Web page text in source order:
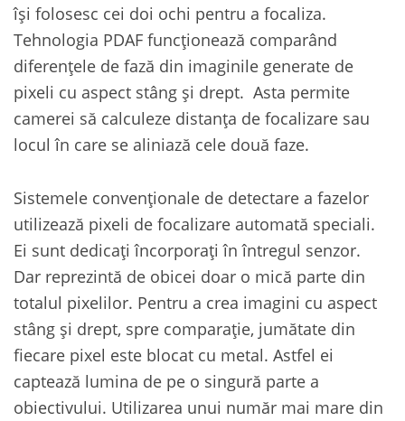
își folosesc cei doi ochi pentru a focaliza.
Tehnologia PDAF funcționează comparând
diferențele de fază din imaginile generate de
pixeli cu aspect stâng și drept. Asta permite
camerei să calculeze distanța de focalizare sau
locul în care se aliniază cele două faze.
Sistemele convenționale de detectare a fazelor
utilizează pixeli de focalizare automată speciali.
Ei sunt dedicați încorporați în întregul senzor.
Dar reprezintă de obicei doar o mică parte din
totalul pixelilor. Pentru a crea imagini cu aspect
stâng și drept, spre comparație, jumătate din
fiecare pixel este blocat cu metal. Astfel ei
captează lumina de pe o singură parte a
obiectivului. Utilizarea unui număr mai mare din